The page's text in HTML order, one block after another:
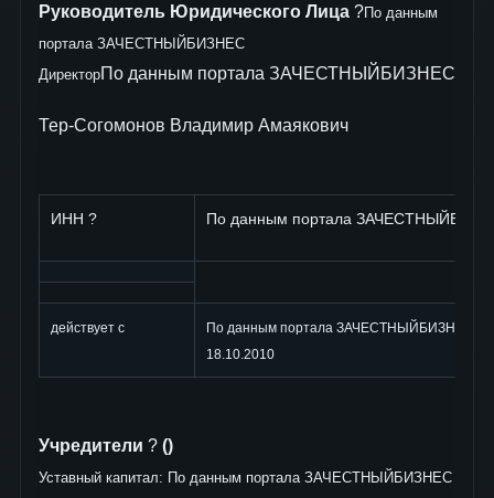
Руководитель Юридического Лица ?По данным
портала ЗАЧЕСТНЫЙБИЗНЕС
ДиректорПо данным портала ЗАЧЕСТНЫЙБИЗНЕС
Тер-Согомонов Владимир Амаякович
ИНН ? По данным портала
действует с
По данным портала ЗАЧЕСТНЫЙБИЗНЕС
18.10.2010
Учредители ? ()
Уставный капитал: По данным портала ЗАЧЕСТНЫЙБИЗНЕС